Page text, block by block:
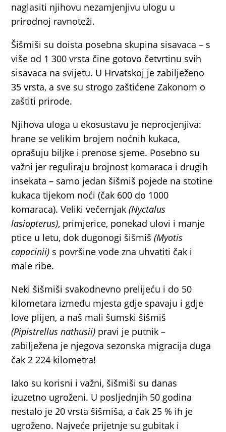
naglasiti njihovu nezamjenjivu ulogu u
prirodnoj ravnoteži.
Šišmiši su doista posebna skupina sisavaca – s
više od 1 300 vrsta čine gotovo četvrtinu svih
sisavaca na svijetu. U Hrvatskoj je zabilježeno
35 vrsta, a sve su strogo zaštićene Zakonom o
zaštiti prirode.
Njihova uloga u ekosustavu je neprocjenjiva:
hrane se velikim brojem noćnih kukaca,
oprašuju biljke i prenose sjeme. Posebno su
važni jer reguliraju brojnost komaraca i drugih
insekata – samo jedan šišmiš pojede na stotine
kukaca tijekom noći (čak 600 do 1000
komaraca). Veliki večernjak(Nyctalus
lasiopterus), primjerice, ponekad ulovi i manje
ptice u letu, dok dugonogi šišmiš(Myotis
capacinii) s površine vode zna uhvatiti čak i
male ribe.
Neki šišmiši svakodnevno prelijeću i do 50
kilometara između mjesta gdje spavaju i gdje
love plijen, a naš mali šumski šišmiš
(Pipistrellus nathusii) pravi je putnik –
zabilježena je njegova sezonska migracija duga
čak 2 224 kilometra!
Iako su korisni i važni, šišmiši su danas
izuzetno ugroženi. U posljednjih 50 godina
nestalo je 20 vrsta šišmiša, a čak 25 % ih je
ugroženo. Najveće prijetnje su gubitak i